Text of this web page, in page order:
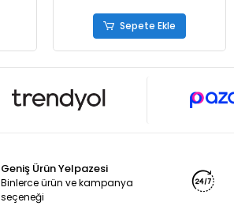
Sepete Ekle
Geniş Ürün Yelpazesi
Binlerce ürün ve kampanya
seçeneği